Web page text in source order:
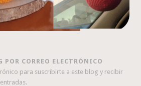
POR CORREO ELECTRÓNICO
para suscribirte a este blog y recibir